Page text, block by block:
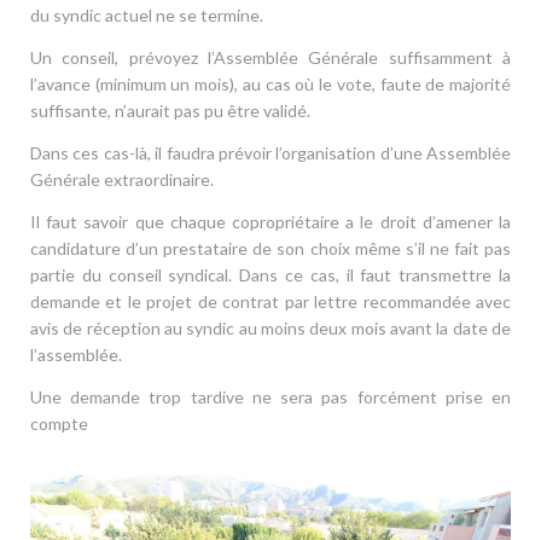
du syndic actuel ne se termine.
Un conseil, prévoyez l’Assemblée Générale suffisamment à
l’avance (minimum un mois), au cas où le vote, faute de majorité
suffisante, n’aurait pas pu être validé.
Dans ces cas-là, il faudra prévoir l’organisation d’une Assemblée
Générale extraordinaire.
Il faut savoir que chaque copropriétaire a le droit d’amener la
candidature d’un prestataire de son choix même s’il ne fait pas
partie du conseil syndical. Dans ce cas, il faut transmettre la
demande et le projet de contrat par lettre recommandée avec
avis de réception au syndic au moins deux mois avant la date de
l’assemblée.
Une demande trop tardive ne sera pas forcément prise en
compte